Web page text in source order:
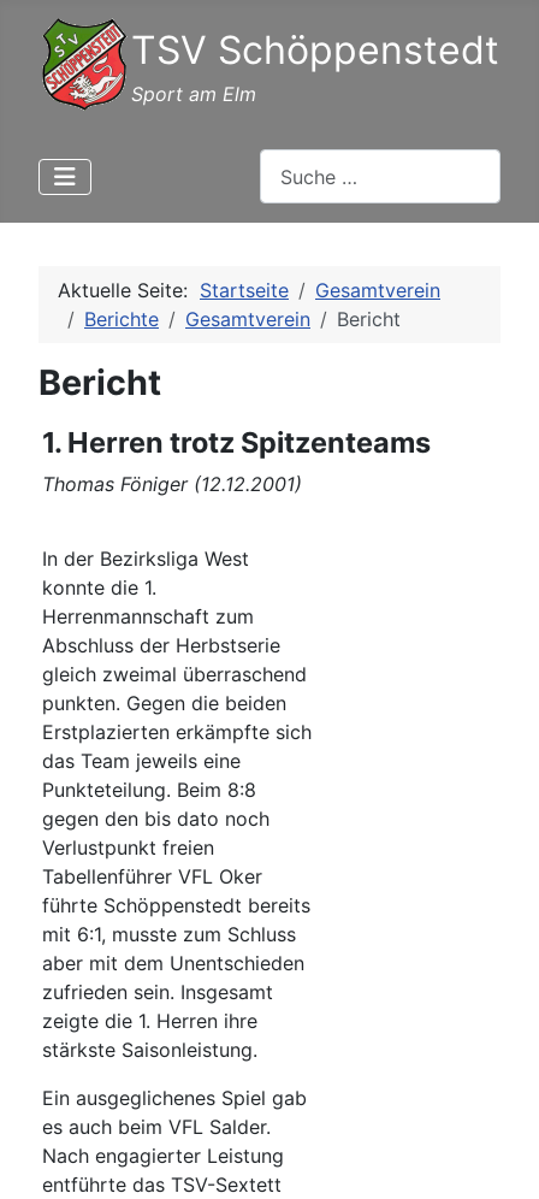
TSV Schöppenstedt
Sport am Elm
Aktuelle Seite: Startseite
Gesamtverein
Berichte
Gesamtverein Bericht
Bericht
1. Herren trotz Spitzenteams
Thomas Föniger (12.12.2001)
In der Bezirksliga West
konnte die 1.
Herrenmannschaft zum
Abschluss der Herbstserie
gleich zweimal überraschend
punkten. Gegen die beiden
Erstplazierten erkämpfte sich
das Team jeweils eine
Punkteteilung. Beim 8:8
gegen den bis dato noch
Verlustpunkt freien
Tabellenführer VFL Oker
führte Schöppenstedt bereits
mit 6:1, musste zum Schluss
aber mit dem Unentschieden
zufrieden sein. Insgesamt
zeigte die 1. Herren ihre
stärkste Saisonleistung.
Ein ausgeglichenes Spiel gab
es auch beim VFL Salder.
Nach engagierter Leistung
entführte das TSV-Sextett